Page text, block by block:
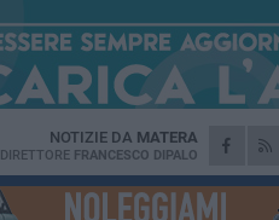
NOTIZIE DA MATERA
DIRETTORE FRANCESCO DIPALO